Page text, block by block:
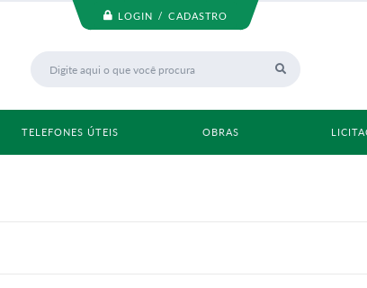
LOGIN / CADASTRO
TELEFONES ÚTEIS OBRAS